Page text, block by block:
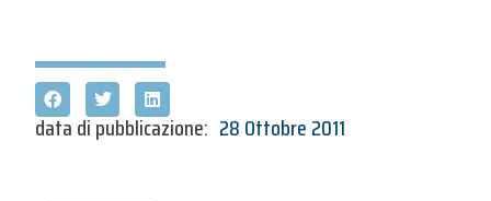
data di pubblicazione: 28 Ottobre 2011